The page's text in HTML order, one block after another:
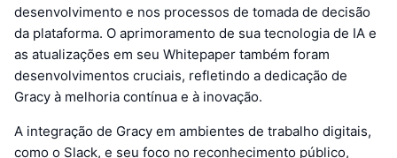
desenvolvimento e nos processos de tomada de decisão
da plataforma. O aprimoramento de sua tecnologia de IA e
as atualizações em seu Whitepaper também foram
desenvolvimentos cruciais, refletindo a dedicação de
Gracy à melhoria contínua e à inovação.
A integração de Gracy em ambientes de trabalho digitais,
como o Slack, e seu foco no reconhecimento público,